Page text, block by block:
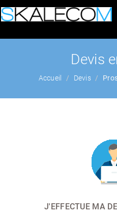
Devis
Accueil Devis
J'EFFECTUE MA